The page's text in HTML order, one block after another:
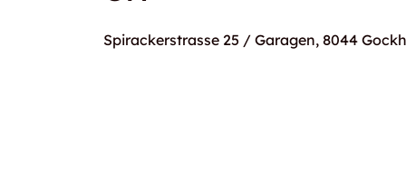
Spirackerstrasse 25 / Garagen, 8044